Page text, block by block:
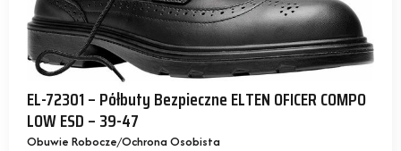
EL-72301 – Półbuty Bezpieczne ELTEN OFICER COMPO
LOW ESD – 39-47
Obuwie Robocze Ochrona Osobista